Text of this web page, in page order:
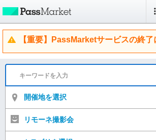
【重要】PassMarketサービスの終了
開催地を選択
リモーネ撮影会